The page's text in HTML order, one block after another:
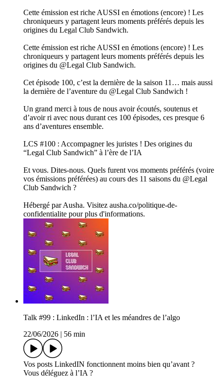
Cette émission est riche AUSSI en émotions (encore) ! Les
chroniqueurs y partagent leurs moments préférés depuis les
origines du Legal Club Sandwich.
Cette émission est riche AUSSI en émotions (encore) ! Les
chroniqueurs y partagent leurs moments préférés depuis les
origines du @Legal Club Sandwich.
Cet épisode 100, c’est la dernière de la saison 11… mais aussi
la dernière de l’aventure du @Legal Club Sandwich !
Un grand merci à tous de nous avoir écoutés, soutenus et
d’avoir ri avec nous durant ces 100 épisodes, ces presque 6
ans d’aventures ensemble.
LCS #100 : Accompagner les juristes ! Des origines du
“Legal Club Sandwich” à l’ère de l’IA
Et vous. Dites-nous. Quels furent vos moments préférés (voire
vos émissions préférées) au cours des 11 saisons du @Legal
Club Sandwich ?
Hébergé par Ausha. Visitez ausha.co/politique-de-
confidentialite pour plus d'informations.
Talk #99 : LinkedIn : l’IA et les méandres de l’algo
22/06/2026
56 min
Vos posts LinkedIN fonctionnent moins bien qu’avant ?
Vous déléguez à l’IA ?